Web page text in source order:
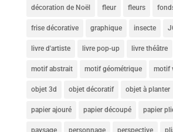
décoration de Noël fleur fleurs
frise décorative graphique insecte
livre d'artiste livre pop-up livre théâtre
motif abstrait motif géométrique motif
objet 3d objet décoratif objet à planter
papier ajouré papier découpé papier
paysage personnage perspective